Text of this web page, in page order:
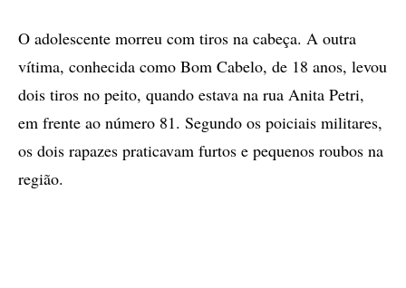
O adolescente morreu com tiros na cabeça. A outra
vítima, conhecida como Bom Cabelo, de 18 anos, levou
dois tiros no peito, quando estava na rua Anita Petri,
em frente ao número 81. Segundo os poiciais militares,
os dois rapazes praticavam furtos e pequenos roubos na
região.